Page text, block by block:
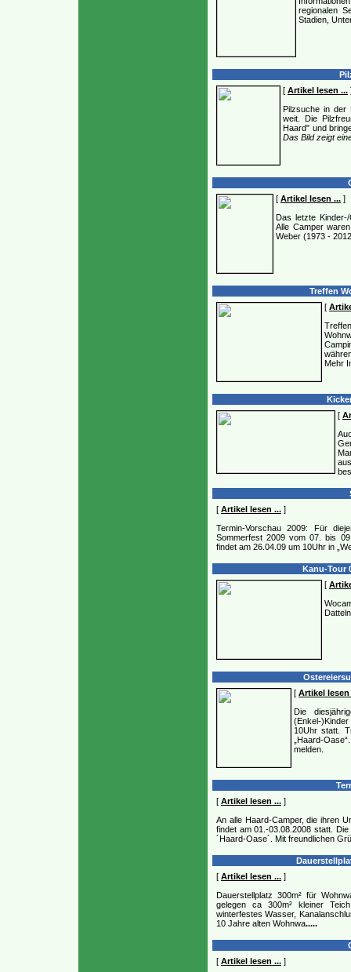
regionalen
Stadien,
[ Artikel lesen ...
Pilzsuche in der
weit. Die
Haard" und
Das Bild zeigt
[ Artikel lesen ... ]
Das letzte
Alle Camper
Weber (1973 -
Treffen
[
Mehr
[
[ Artikel lesen ... ]
Termin-Vorschau 2009: Für
Sommerfest 2009 vom 07. bis
findet am 26.04.09 um 10Uhr in
Kanu-Tour
[
[ Artikel lesen
Die
(Enkel-
10Uhr statt.
„Haard-
melden.
[ Artikel lesen ... ]
An alle Haard-Camper, die ihren
findet am 01.-03.08.2008 statt. Die
´Haard-Oase´. Mit freundlichen
[ Artikel lesen ... ]
Dauerstellplatz 300m² für
gelegen ca 300m² kleiner
winterfestes Wasser,
10 Jahre alten Wohnwa.....
[ Artikel lesen ... ]